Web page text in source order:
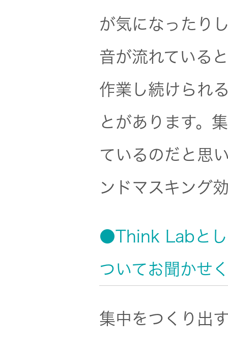
が気になったり
音が流れている
作業し続けられ
とがあります。
ているのだと思
ンドマスキング
●Think Labとし
ついてお聞かせ
集中をつくり出